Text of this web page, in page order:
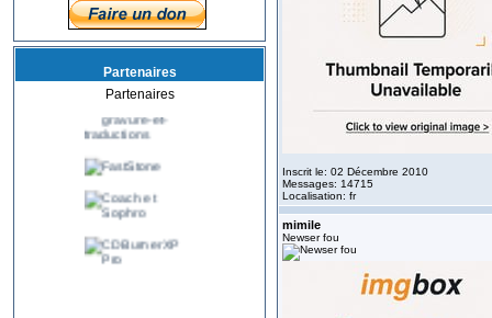
Partenaires
Partenaires
Inscrit le: 02 Décembre 2010
Messages: 14715
Localisation: fr
mimile
Newser fou